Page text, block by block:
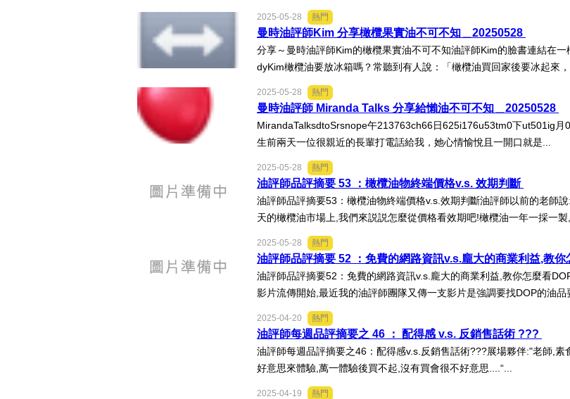
2025-05-28 熱門
曼時油評師Kim 分享橄欖果實油不可不知＿20250528
分享～曼時油評師Kim的橄欖果實油不可不知油評師Kim的臉書連結在
dyKim橄欖油要放冰箱嗎？常聽到有人說：「橄欖油買回家後要冰起來
2025-05-28 熱門
曼時油評師 Miranda Talks 分享給懶油不可不知＿20250528
MirandaTalksdtoSrsnope午213763ch66日625i176u53tm0下ut501ig
生前兩天一位很親近的長輩打電話給我，她心情愉悅且一開口就是...
2025-05-28 熱門
油評師品評摘要 53 ：橄欖油物終端價格v.s. 效期判斷
油評師品評摘要53：橄欖油物終端價格v.s.效期判斷油評師以前的老師
天的橄欖油市場上,我們來説説怎麼從價格看效期吧!橄欖油一年一採一製
2025-05-28 熱門
油評師品評摘要 52 ：免費的網路資訊v.s.龐大的商業利益,教你
油評師品評摘要52：免費的網路資訊v.s.龐大的商業利益,教你怎麼看
影片流傳開始,最近我的油評師團隊又傳一支影片是強調要找DOP的油品
2025-04-20 熱門
油評師每週品評摘要之 46 ： 配得感 v.s. 反銷售話術 ???
油評師每週品評摘要之46：配得感v.s.反銷售話術???展場夥伴:"老師,
好意思來體驗,萬一體驗後買不起,沒有買會很不好意思....“...
2025-04-19 熱門